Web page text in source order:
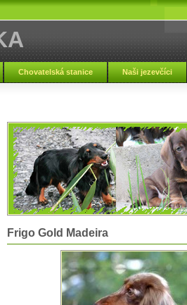
Chovatelská stanice Naši jezevčíci
Frigo Gold Madeira